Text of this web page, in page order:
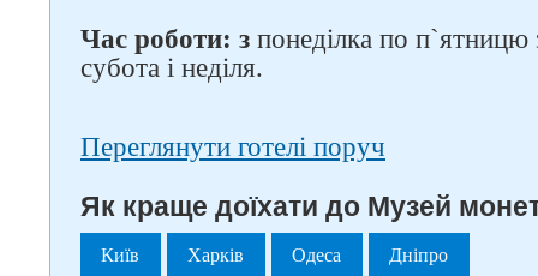
Час роботи: з понеділка по
субота і неділя.
Переглянути готелі поруч
Як краще доїхати до Музей
Київ Харків Одеса Дніпро